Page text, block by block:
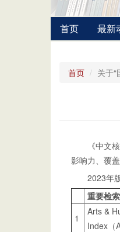
首页 最新
首页 关于
《中文
影响力、覆
2023年
重要检
1
Arts &
Index（